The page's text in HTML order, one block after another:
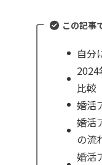
この記事
自分
比較
婚活
婚活
の流
婚活